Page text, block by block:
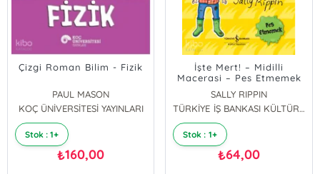
Çizgi Roman Bilim - Fizik
PAUL MASON
KOÇ ÜNİVERSİTESİ YAYINLARI
Stok : 1+
₺160,00
İşte Mert! – Midilli
Macerasi – Pes Etmemek
SALLY RIPPIN
TÜRKİYE İŞ BANKASI KÜLTÜR YAYINLARI
Stok : 1+
₺64,00